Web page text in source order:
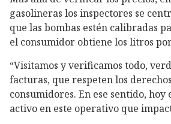
gasolineras los inspectores se
que las bombas estén calibradas
el consumidor obtiene los litros
“Visitamos y verificamos todo,
facturas, que respeten los
consumidores. En ese sentido, hoy
activo en este operativo que